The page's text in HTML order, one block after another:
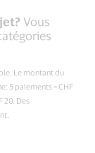
Vous
Le montant du
5 paiements = CHF
20. Des